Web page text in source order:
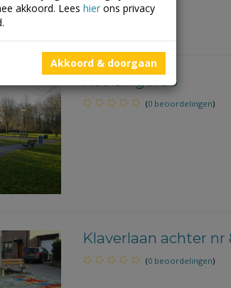
Kooisingel 33
(0 beoordelingen)
Klaverlaan achter nr
(0 beoordelingen)
akkoord. Lees hier ons privacy
Akkoord & doorgaan